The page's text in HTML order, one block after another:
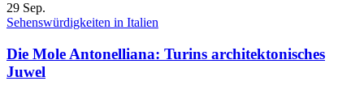
29 Sep.
Sehenswürdigkeiten in Italien
Die Mole Antonelliana: Turins architektonisches
Juwel